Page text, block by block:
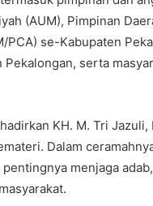
(AUM), Pimpinan
PCA) se-Kabupaten
serta
KH. M. Tri
Dalam
menjaga